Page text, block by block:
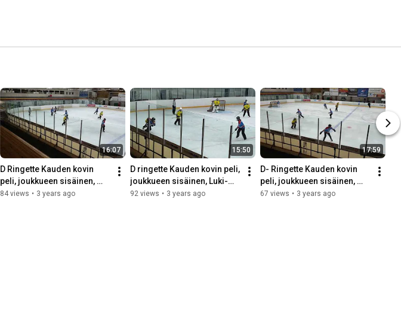
16:07
D Ringette Kauden kovin
peli, joukkueen sisäinen,
Luki-Lukko 💪🏻😤 Erä 3
84 views • 3 years ago
15:50
D ringette Kauden kovin peli,
joukkueen sisäinen, Luki-
Lukko 💪🏻😤 Erä 2
92 views • 3 years ago
17:59
D- Ringette Kauden kovin
peli, joukkueen sisäinen,
Luki-Lukko 💪🏻😤 Erä 1
67 views • 3 years ago